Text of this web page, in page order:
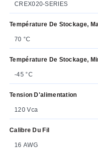
CREX020-SERIES
Température De Stockage,
70 °C
Température De Stockage,
-45 °C
Tension D'alimentation
120 Vca
Calibre Du Fil
16 AWG